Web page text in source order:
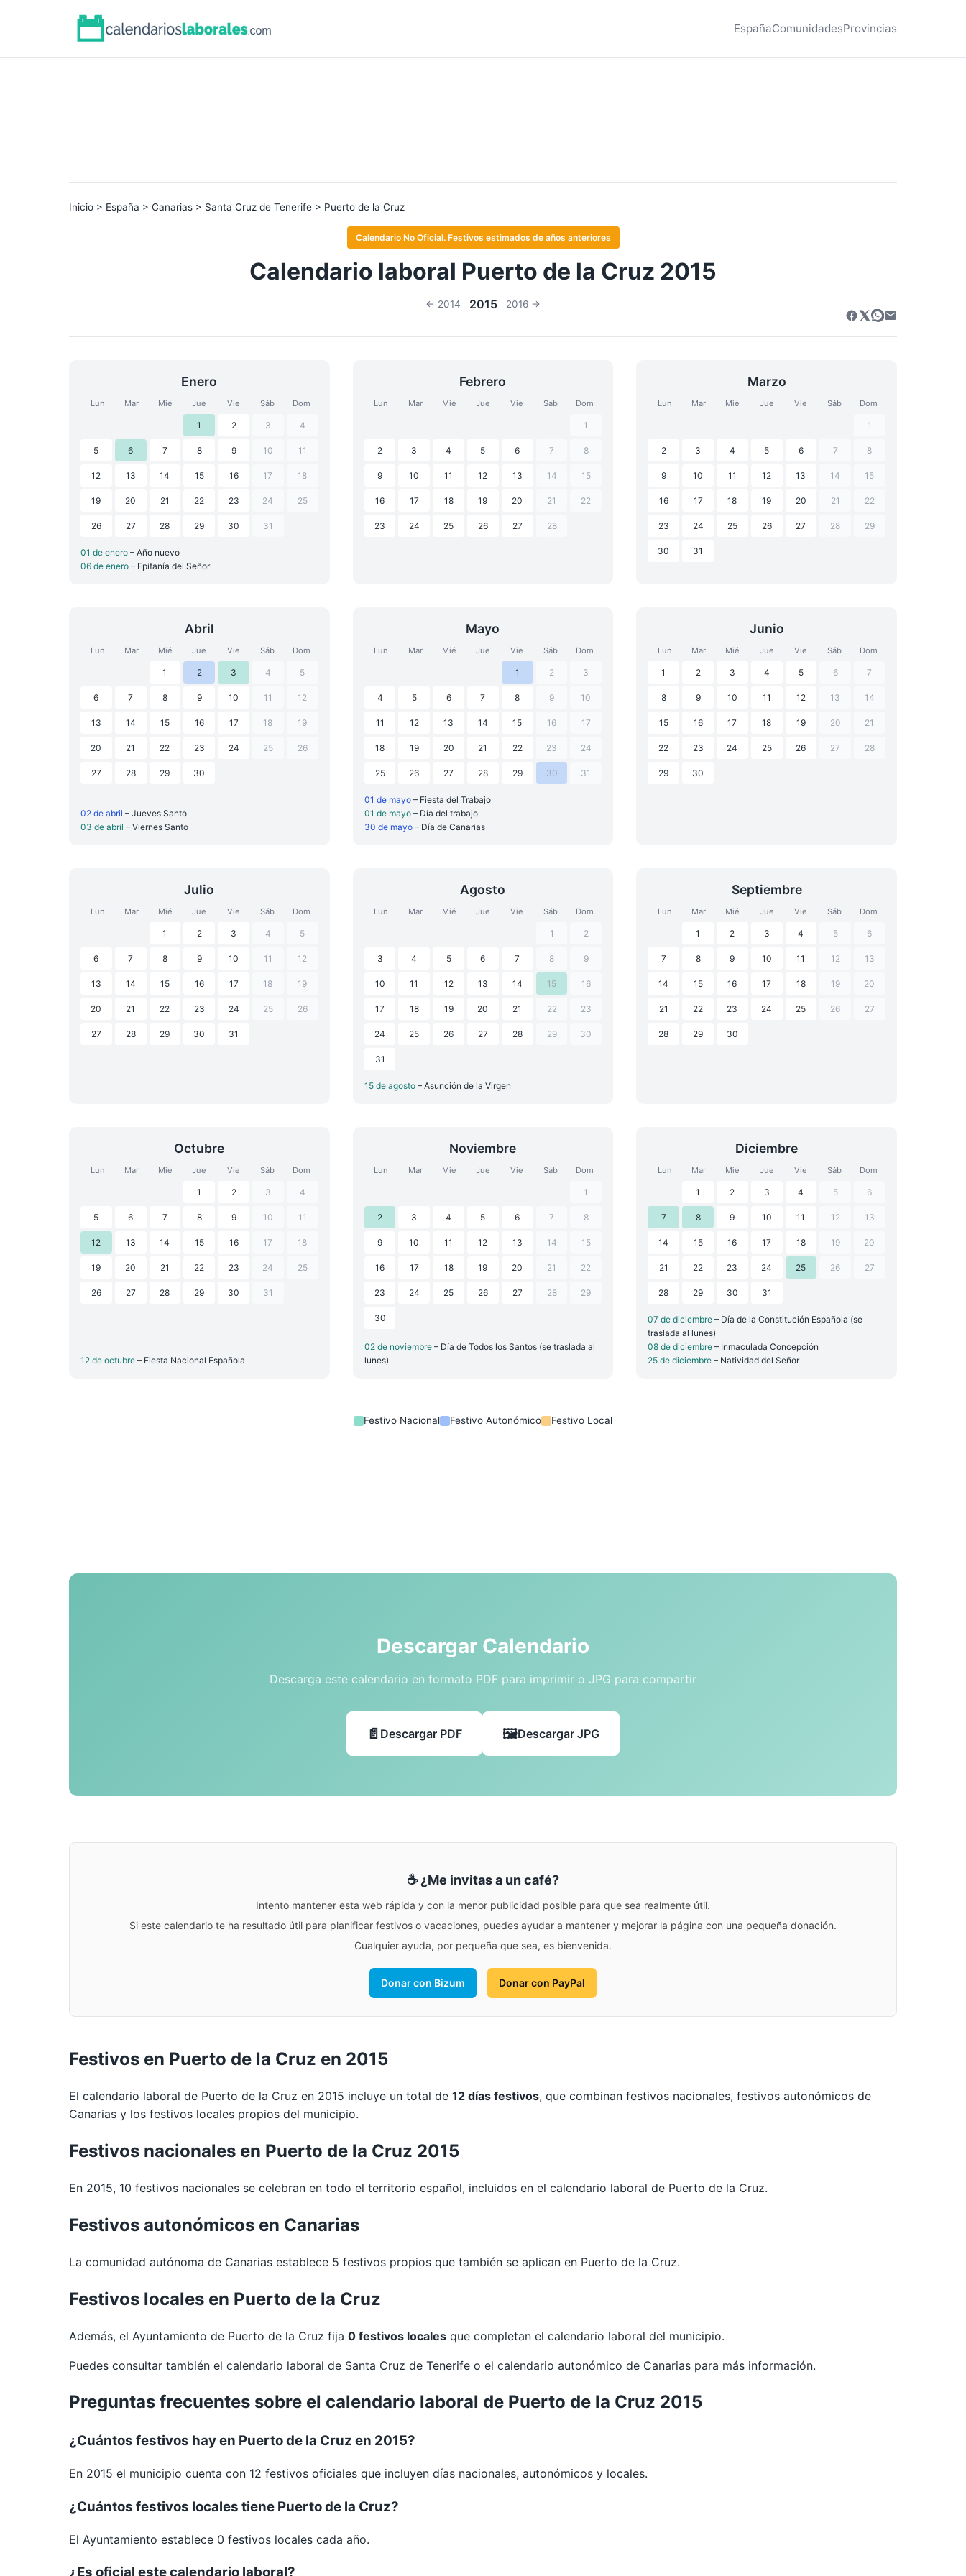
EspañaComunidadesProvincias
Inicio > España > Canarias > Santa Cruz de Tenerife > Puerto de la Cruz
Calendario No Oficial. Festivos estimados de años anteriores
Calendario laboral Puerto de la Cruz 2015
← 2014 2015 2016 →
Enero
Lun Mar Mié Jue Vie Sáb Dom
1 2 3 4
5 6 7 8 9 10 11
12 13 14 15 16 17 18
19 20 21 22 23 24 25
26 27 28 29 30 31
01 de enero – Año nuevo
06 de enero – Epifanía del Señor
Febrero
Lun Mar Mié Jue Vie Sáb Dom
1
2 3 4 5 6 7 8
9 10 11 12 13 14 15
16 17 18 19 20 21 22
23 24 25 26 27 28
Marzo
Lun Mar Mié Jue Vie Sáb Dom
1
2 3 4 5 6 7 8
9 10 11 12 13 14 15
16 17 18 19 20 21 22
23 24 25 26 27 28 29
30 31
Abril
Lun Mar Mié Jue Vie Sáb Dom
1 2 3 4 5
6 7 8 9 10 11 12
13 14 15 16 17 18 19
20 21 22 23 24 25 26
27 28 29 30
02 de abril – Jueves Santo
03 de abril – Viernes Santo
Mayo
Lun Mar Mié Jue Vie Sáb Dom
1 2 3
4 5 6 7 8 9 10
11 12 13 14 15 16 17
18 19 20 21 22 23 24
25 26 27 28 29 30 31
01 de mayo – Fiesta del Trabajo
01 de mayo – Día del trabajo
30 de mayo – Día de Canarias
Junio
Lun Mar Mié Jue Vie Sáb Dom
1 2 3 4 5 6 7
8 9 10 11 12 13 14
15 16 17 18 19 20 21
22 23 24 25 26 27 28
29 30
Julio
Lun Mar Mié Jue Vie Sáb Dom
1 2 3 4 5
6 7 8 9 10 11 12
13 14 15 16 17 18 19
20 21 22 23 24 25 26
27 28 29 30 31
Agosto
Lun Mar Mié Jue Vie Sáb Dom
1 2
3 4 5 6 7 8 9
10 11 12 13 14 15 16
17 18 19 20 21 22 23
24 25 26 27 28 29 30
31
15 de agosto – Asunción de la Virgen
Septiembre
Lun Mar Mié Jue Vie Sáb Dom
1 2 3 4 5 6
7 8 9 10 11 12 13
14 15 16 17 18 19 20
21 22 23 24 25 26 27
28 29 30
Octubre
Lun Mar Mié Jue Vie Sáb Dom
1 2 3 4
5 6 7 8 9 10 11
12 13 14 15 16 17 18
19 20 21 22 23 24 25
26 27 28 29 30 31
12 de octubre – Fiesta Nacional Española
Noviembre
Lun Mar Mié Jue Vie Sáb Dom
1
2 3 4 5 6 7 8
9 10 11 12 13 14 15
16 17 18 19 20 21 22
23 24 25 26 27 28 29
30
02 de noviembre – Día de Todos los Santos (se traslada al
lunes)
Diciembre
Lun Mar Mié Jue Vie Sáb Dom
1 2 3 4 5 6
7 8 9 10 11 12 13
14 15 16 17 18 19 20
21 22 23 24 25 26 27
28 29 30 31
07 de diciembre– Día de la Constitución Española (se
traslada al lunes)
08 de diciembre– Inmaculada Concepción
25 de diciembre– Natividad del Señor
Festivo Nacional Festivo Autonómico Festivo Local
Descargar Calendario
Descarga este calendario en formato PDF para imprimir o JPG para compartir
Descargar PDF Descargar JPG
☕ ¿Me invitas a un café?
Intento mantener esta web rápida y con la menor publicidad posible para que sea realmente útil.
Si este calendario te ha resultado útil para planificar festivos o vacaciones, puedes ayudar a mantener y mejorar la página con una pequeña donación.
Cualquier ayuda, por pequeña que sea, es bienvenida.
Donar con Bizum Donar con PayPal
Festivos en Puerto de la Cruz en 2015
El calendario laboral de Puerto de la Cruz en 2015 incluye un total de 12 días festivos, que combinan festivos nacionales, festivos autonómicos de
Canarias y los festivos locales propios del municipio.
Festivos nacionales en Puerto de la Cruz 2015
En 2015, 10 festivos nacionales se celebran en todo el territorio español, incluidos en el calendario laboral de Puerto de la Cruz.
Festivos autonómicos en Canarias
La comunidad autónoma de Canarias establece 5 festivos propios que también se aplican en Puerto de la Cruz.
Festivos locales en Puerto de la Cruz
Además, el Ayuntamiento de Puerto de la Cruz fija 0 festivos locales que completan el calendario laboral del municipio.
Puedes consultar también el calendario laboral de Santa Cruz de Tenerife o el calendario autonómico de Canarias para más información.
Preguntas frecuentes sobre el calendario laboral de Puerto de la Cruz 2015
¿Cuántos festivos hay en Puerto de la Cruz en 2015?
En 2015 el municipio cuenta con 12 festivos oficiales que incluyen días nacionales, autonómicos y locales.
¿Cuántos festivos locales tiene Puerto de la Cruz?
El Ayuntamiento establece 0 festivos locales cada año.
¿Es oficial este calendario laboral?